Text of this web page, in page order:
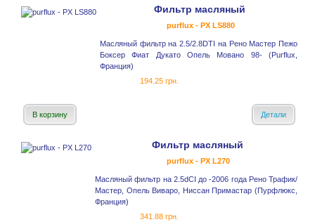
Фильтр масляный
purflux - PX LS880
Масляный фильтр на 2.5/2.8DTI на Рено Мастер Пежо
Боксер Фиат Дукато Опель Мовано 98- (Purflux,
Франция)
194.25 грн.
В корзину Детали
Фильтр масляный
purflux - PX L270
Масляный фильтр на 2.5dCI до -2006 года Рено Трафик/
Мастер, Опель Виваро, Ниссан Примастар (Пурфлюкс,
Франция)
341.88 грн.